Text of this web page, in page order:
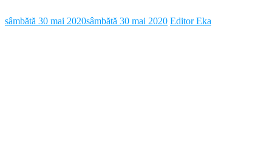
sâmbătă 30 mai 2020sâmbătă 30 mai 2020 Editor Eka